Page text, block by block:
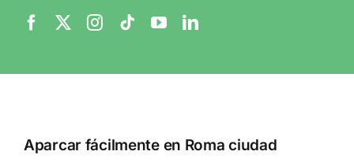
Aparcar fácilmente en Roma ciudad